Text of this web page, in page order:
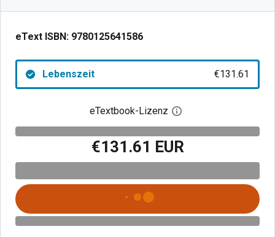
eText ISBN: 9780125641586
Lebenszeit €131.61
eTextbook-Lizenz Digitalen
€131.61 EUR